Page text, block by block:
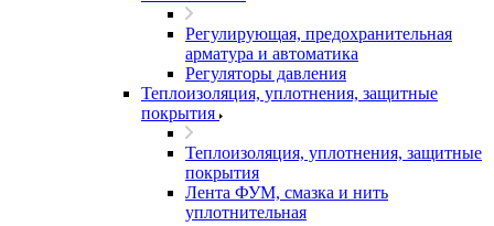
Регулирующая, предохранительная
арматура и автоматика
Регуляторы давления
Теплоизоляция, уплотнения, защитные
покрытия
Теплоизоляция, уплотнения, защитные
покрытия
Лента ФУМ, смазка и нить
уплотнительная